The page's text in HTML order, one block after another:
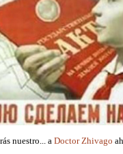
nuestro... aDoctor Zhivago